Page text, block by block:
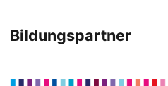
Bildungspartner